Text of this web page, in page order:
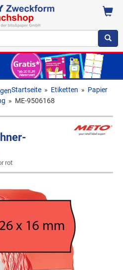
Startseite » Etiketten » Papier
» ME-9506168
rot